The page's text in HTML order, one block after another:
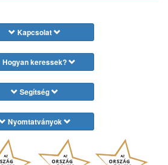
Kapcsolat
Hogyan keressek?
Segítség
Nyomtatványok